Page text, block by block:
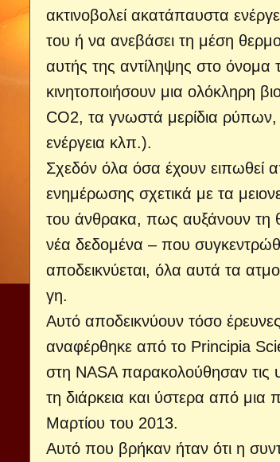
ακτινοβολεί ακατάπαυστα
του ή να ανεβάσει τη μέση
αυτής της αντίληψης στο όνομα
κινητοποιήσουν μια ολόκληρη
CO2, τα γνωστά μερίδια
ενέργεια κλπ.).
Σχεδόν όλα όσα έχουν ειπωθεί
ενημέρωσης σχετικά με τα
του άνθρακα, πως αυξάνουν τη
νέα δεδομένα – που
αποδεικνύεται, όλα αυτά τα
γη.
Αυτό αποδεικνύουν τόσο
αναφέρθηκε από το Principia
στη NASA παρακολούθησαν
τη διάρκεια και ύστερα από
Μαρτίου του 2013.
Αυτό που βρήκαν ήταν ότι η